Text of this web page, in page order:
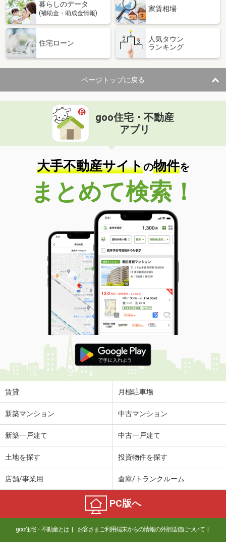
暮らしのデータ
(補助金・助成金情報)
家賃相場
住宅ローン
人気タウン
ランキング
ページトップに戻る
goo住宅・不動産
アプリ
大手不動産サイトの物件を
まとめて検索！
賃貸 月極駐車場
新築マンション 中古マンション
新築一戸建て 中古一戸建て
土地を探す 投資物件を探す
店舗/事業用 倉庫/トランクルーム
PC版へ
goo住宅・不動産とは お客さまご利用端末からの情報の外部送信について